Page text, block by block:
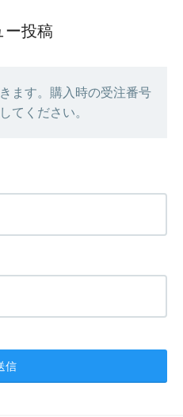
ー投稿
ます。購入時の受注番号
てください。